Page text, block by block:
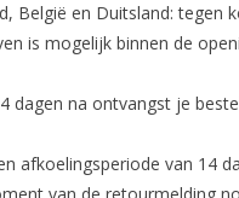
België en Duitsland: tegen
is mogelijk binnen de
dagen na ontvangst je
afkoelingsperiode van 14